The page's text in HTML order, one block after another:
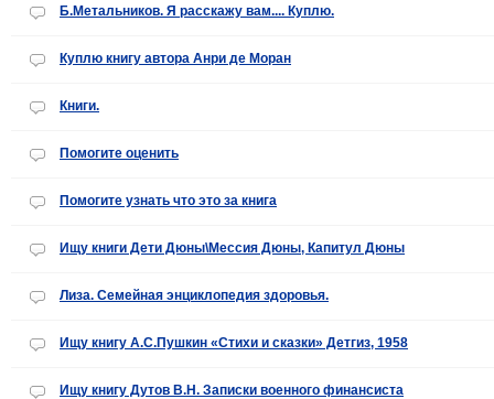
Б.Метальников. Я расскажу вам.... Куплю.
Куплю книгу автора Анри де Моран
Книги.
Помогите оценить
Помогите узнать что это за книга
Ищу книги Дети Дюны\Мессия Дюны, Капитул Дюны
Лиза. Семейная энциклопедия здоровья.
Ищу книгу А.С.Пушкин «Стихи и сказки» Детгиз, 1958
Ищу книгу Дутов В.Н. Записки военного финансиста